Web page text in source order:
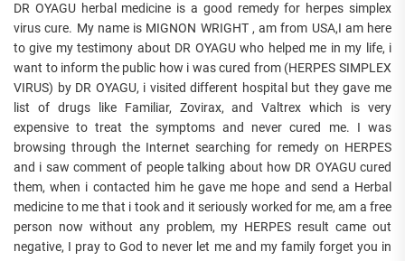
DR OYAGU herbal medicine is a good remedy for herpes simplex
virus cure. My name is MIGNON WRIGHT , am from USA,I am here
to give my testimony about DR OYAGU who helped me in my life, i
want to inform the public how i was cured from (HERPES SIMPLEX
VIRUS) by DR OYAGU, i visited different hospital but they gave me
list of drugs like Familiar, Zovirax, and Valtrex which is very
expensive to treat the symptoms and never cured me. I was
browsing through the Internet searching for remedy on HERPES
and i saw comment of people talking about how DR OYAGU cured
them, when i contacted him he gave me hope and send a Herbal
medicine to me that i took and it seriously worked for me, am a free
person now without any problem, my HERPES result came out
negative, I pray to God to never let me and my family forget you in